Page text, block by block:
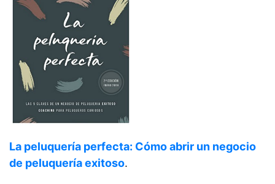
La peluquería perfecta: Cómo abrir un negocio
de peluquería exitoso.